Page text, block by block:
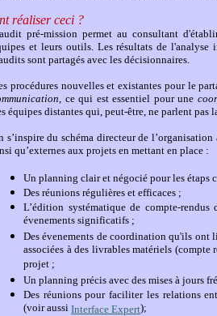
réaliser ceci ?
pré-missionpermet au consultant
et leurs outils. Les résultats de
sont partagés avec les décisionnaires.
procédures nouvelles et existantes pour le
, ce qui est essentiel pour une
équipes distantes qui, peut-être, ne parlent pas
s’inspire du schéma directeur de
qu’externes aux projets en mettant en place :
Un planning clair et négocié pour les étaps
Des réunions régulières et efficaces ;
L’édition systématique de compte-
évenements significatifs ;
Des évenements de coordination qu'ils ont
associées à des livrables matériels
projet ;
Un planning précis avec des mises à jours
Des réunions pour faciliter les relations
(voir aussi Interface Expert);